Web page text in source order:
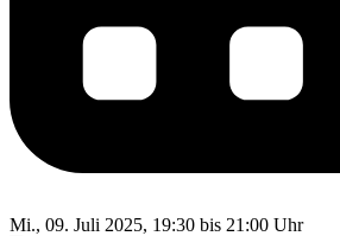
Mi., 09. Juli 2025, 19:30 bis 21:00 Uhr